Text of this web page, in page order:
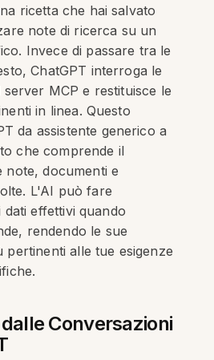
ricetta che hai salvato
note di ricerca su un
Invece di passare tra le
ChatGPT interroga le
MCP e restituisce le
in linea. Questo
da assistente generico a
che comprende il
note, documenti e
L'AI può fare
effettivi quando
rendendo le sue
pertinenti alle tue esigenze
Conversazioni